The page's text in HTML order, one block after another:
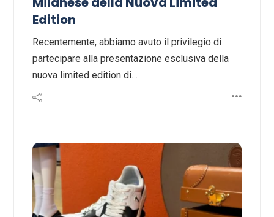
Edition
Recentemente, abbiamo avuto il privilegio di
partecipare alla presentazione esclusiva della
nuova limited edition di…